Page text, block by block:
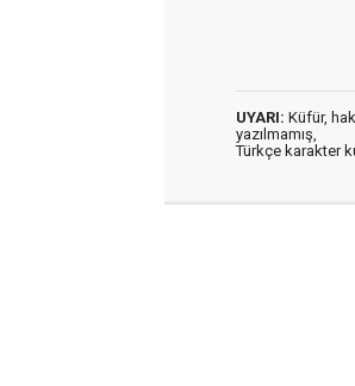
UYARI: Küfür,
yazılmamış,
Türkçe karakter